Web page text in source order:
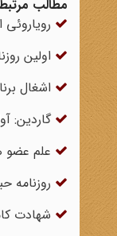
مطالب
اولین
اشغال
گاردین:
علم عضو
روزنامه
شهادت